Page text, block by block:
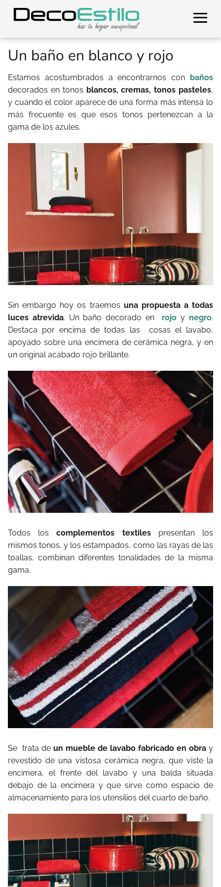
Un baño en blanco y rojo
Estamos acostumbrados a encontrarnos con baños
decorados en tonos blancos, cremas, tonos pasteles,
y cuando el color aparece de una forma más intensa lo
más frecuente es que esos tonos pertenezcan a la
gama de los azules.
Sin embargo hoy os traemos una propuesta a todas
luces atrevida. Un baño decorado en rojo y negro.
Destaca por encima de todas las cosas el lavabo,
apoyado sobre una encimera de cerámica negra, y en
un original acabado rojo brillante.
Todos loscomplementos textiles presentan los
mismos tonos, y los estampados, como las rayas de las
toallas, combinan diferentes tonalidades de la misma
gama.
Se trata de un mueble de lavabo fabricado en obra y
revestido de una vistosa cerámica negra, que viste la
encimera, el frente del lavabo y una balda situada
debajo de la encimera y que sirve como espacio de
almacenamiento para los utensilios del cuarto de baño.